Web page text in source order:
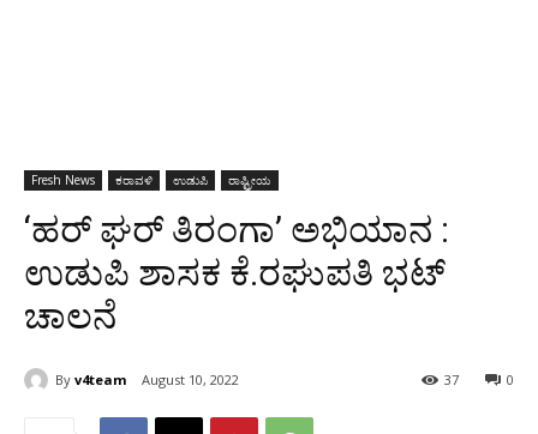
Fresh News ಕರಾವಳಿ ಉಡುಪಿ ರಾಷ್ಟ್ರೀಯ
‘ಹರ್ ಘರ್ ತಿರಂಗಾ’ ಅಭಿಯಾನ :
ಉಡುಪಿ ಶಾಸಕ ಕೆ.ರಘುಪತಿ ಭಟ್
ಚಾಲನೆ
By v4team August 10, 2022 0
37